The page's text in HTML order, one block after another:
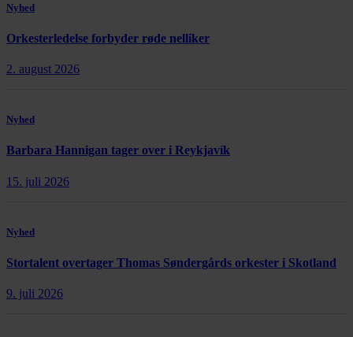
Nyhed
Orkesterledelse forbyder røde nelliker
2. august 2026
Nyhed
Barbara Hannigan tager over i Reykjavík
15. juli 2026
Nyhed
Stortalent overtager Thomas Søndergårds orkester i Skotland
9. juli 2026